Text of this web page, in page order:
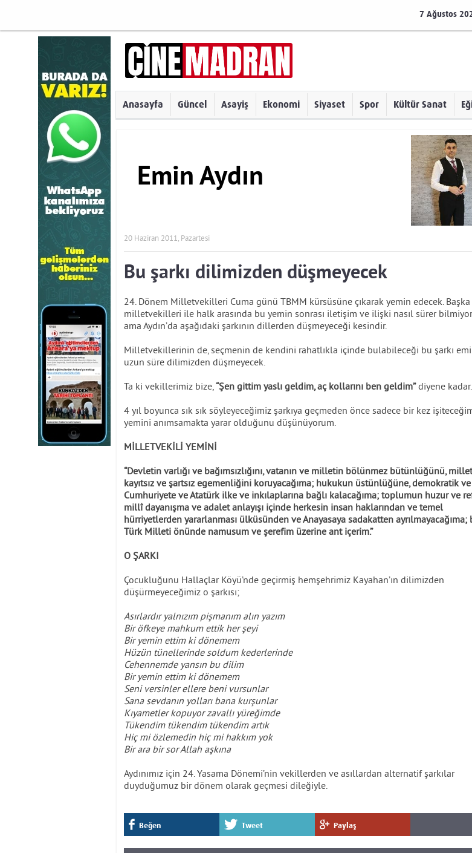
7 Ağustos
Anasayfa Güncel Asayiş Ekonomi Siyaset Spor Kültür Sanat
Emin Aydın
20 Haziran 2011, Pazartesi
Bu şarkı dilimizden düşmeyecek
24. Dönem Milletvekilleri Cuma günü TBMM kürsüsüne çıkarak yemin edecek.
milletvekilleri ile halk arasında bu yemin sonrası iletişim ve ilişki nasıl sürer
ama Aydın’da aşağıdaki şarkının dillerden düşmeyeceği kesindir.
Milletvekillerinin de, seçmenin de kendini rahatlıkla içinde bulabileceği bu şarkı
uzun süre dilimizden düşmeyecek.
Ta ki vekillerimiz bize,“Şen gittim yaslı geldim, aç kollarını ben geldim”diyene kadar.
4 yıl boyunca sık sık söyleyeceğimiz şarkıya geçmeden önce sadece bir kez
yemini anımsamakta yarar olduğunu düşünüyorum.
MİLLETVEKİLİ YEMİNİ
“Devletin varlığı ve bağımsızlığını, vatanın ve milletin bölünmez bütünlüğünü,
kayıtsız ve şartsız egemenliğini koruyacağıma; hukukun üstünlüğüne, demokratik
Cumhuriyete ve Atatürk ilke ve inkılaplarına bağlı kalacağıma; toplumun huzur ve
millî dayanışma ve adalet anlayışı içinde herkesin insan haklarından ve temel
hürriyetlerden yararlanması ülküsünden ve Anayasaya sadakatten ayrılmayacağıma;
Türk Milleti önünde namusum ve şerefim üzerine ant içerim.”
O ŞARKI
Çocukluğunu Hallaçlar Köyü’nde geçirmiş hemşehrimiz Kayahan’ın dilimizden
düşürmeyeceğimiz o şarkısı;
Asırlardır yalnızım pişmanım alın yazım
Bir öfkeye mahkum ettik her şeyi
Bir yemin ettim ki dönemem
Hüzün tünellerinde soldum kederlerinde
Cehennemde yansın bu dilim
Bir yemin ettim ki dönemem
Seni versinler ellere beni vursunlar
Sana sevdanın yolları bana kurşunlar
Kıyametler kopuyor zavallı yüreğimde
Tükendim tükendim tükendim artık
Hiç mi özlemedin hiç mi hakkım yok
Bir ara bir sor Allah aşkına
Aydınımız için 24. Yasama Dönemi’nin vekillerden ve asıllardan alternatif şarkılar
duyduğumuz bir dönem olarak geçmesi dileğiyle.
Beğen Tweet Paylaş